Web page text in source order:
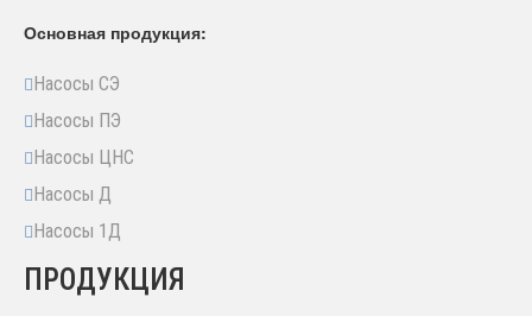
Основная продукция:
Насосы СЭ
Насосы ПЭ
Насосы ЦНС
Насосы Д
Насосы 1Д
ПРОДУКЦИЯ